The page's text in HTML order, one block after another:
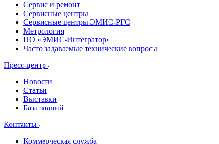
Сервис и ремонт
Сервисные центры
Сервисные центры ЭМИС-РГС
Метрология
ПО «ЭМИС-Интегратор»
Часто задаваемые технические вопросы
Пресс-центр
Новости
Статьи
Выставки
База знаний
Контакты
Коммерческая служба